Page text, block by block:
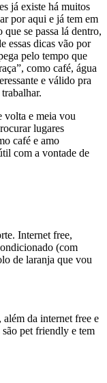
já existe há muitos
por aqui e já tem em
se passa lá dentro,
essas dicas vão por
pelo tempo que
como café, água
e válido pra
volta e meia vou
lugares
café e amo
com a vontade de
Internet free,
(com
de laranja que vou
da internet free e
são pet friendly e tem